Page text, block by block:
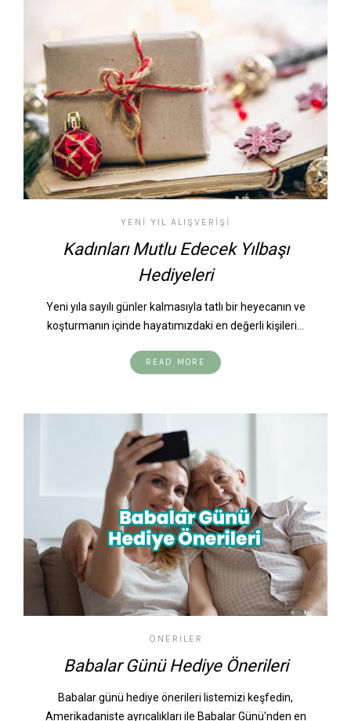
YENI YIL ALIŞVERIŞI
Kadınları Mutlu Edecek Yılbaşı
Hediyeleri
Yeni yıla sayılı günler kalmasıyla tatlı bir heyecanın ve
koşturmanın içinde hayatımızdaki en değerli kişileri…
READ MORE
ÖNERILER
Babalar Günü Hediye Önerileri
Babalar günü hediye önerileri listemizi keşfedin,
Amerikadaniste ayrıcalıkları ile Babalar Günü'nden en